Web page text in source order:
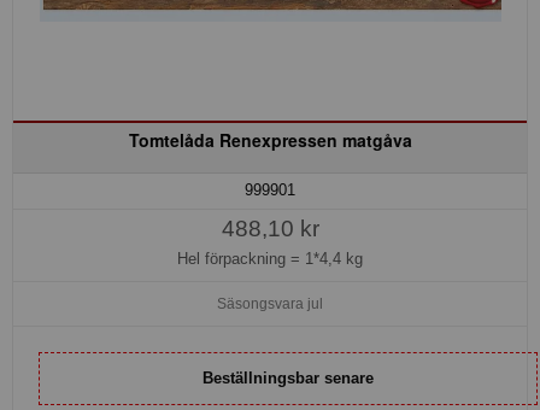
Tomtelåda Renexpressen matgåva
999901
488,10 kr
Hel förpackning = 1*4,4 kg
Säsongsvara jul
Beställningsbar senare